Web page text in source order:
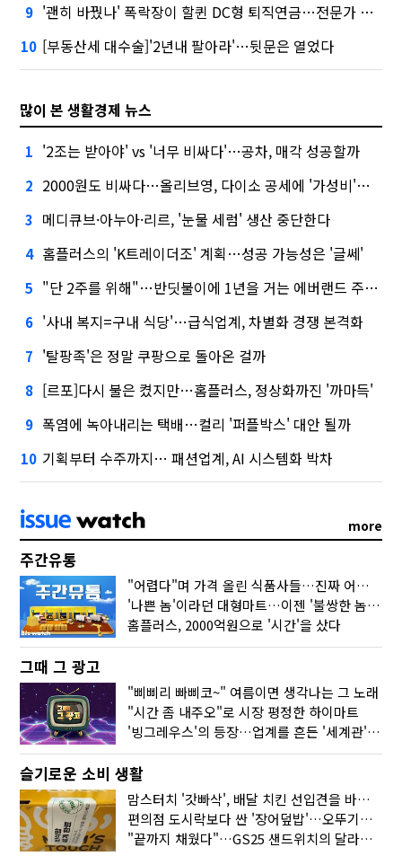
9 '괜히 바꿨나' 폭락장이 할퀸 DC형 퇴직연금…전문가 조언은
10 [부동산세 대수술]'2년내 팔아라'…뒷문은 열었다
많이 본 생활경제 뉴스
1 '2조는 받아야' vs '너무 비싸다'…공차, 매각 성공할까
2 2000원도 비싸다…올리브영, 다이소 공세에 '가성비'로 맞불
3 메디큐브·아누아·리르, '눈물 세럼' 생산 중단한다
4 홈플러스의 'K트레이더조' 계획…성공 가능성은 '글쎄'
5 "단 2주를 위해"…반딧불이에 1년을 거는 에버랜드 주키퍼
6 '사내 복지=구내 식당'…급식업계, 차별화 경쟁 본격화
7 '탈팡족'은 정말 쿠팡으로 돌아온 걸까
8 [르포]다시 불은 켰지만…홈플러스, 정상화까진 '까마득'
9 폭염에 녹아내리는 택배…컬리 '퍼플박스' 대안 될까
10 기획부터 수주까지… 패션업계, AI 시스템화 박차
more
주간유통
"어렵다"며 가격 올린 식품사들…진짜 어려운 거 맞아?
'나쁜 놈'이라던 대형마트…이젠 '불쌍한 놈' 됐다
홈플러스, 2000억원으로 '시간'을 샀다
그때 그 광고
"삐삐리 빠삐코~" 여름이면 생각나는 그 노래
"시간 좀 내주오"로 시장 평정한 하이마트
'빙그레우스'의 등장…업계를 흔든 '세계관' 마케팅
슬기로운 소비 생활
맘스터치 '갓빠삭', 배달 치킨 선입견을 바꿨다
편의점 도시락보다 싼 '장어덮밥'…오뚜기가 해냈다
"끝까지 채웠다"…GS25 샌드위치의 달라진 '속'사정